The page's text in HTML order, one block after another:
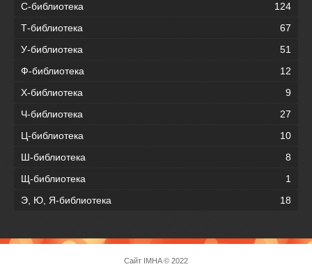
С-библиотека
124
Т-библиотека
67
У-библиотека
51
Ф-библиотека
12
Х-библиотека
9
Ч-библиотека
27
Ц-библиотека
10
Ш-библиотека
8
Щ-библиотека
1
Э, Ю, Я-библиотека
18
Сайт IMHA© 2022